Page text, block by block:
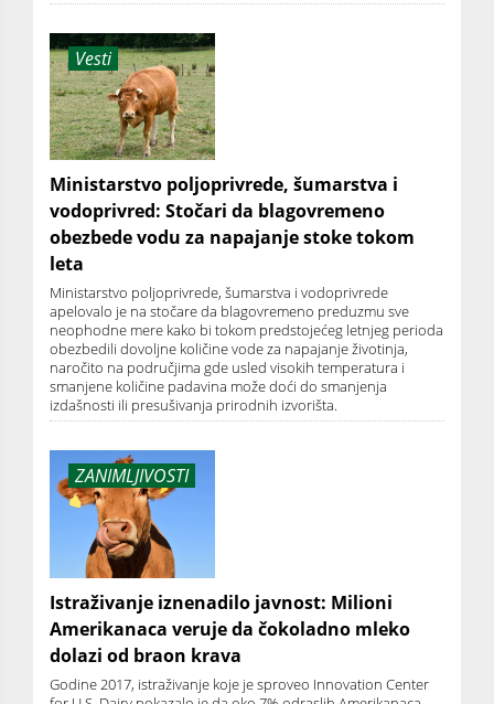
Vesti
Ministarstvo poljoprivrede, šumarstva i
vodoprivred: Stočari da blagovremeno
obezbede vodu za napajanje stoke tokom
leta
Ministarstvo poljoprivrede, šumarstva i vodoprivrede
apelovalo je na stočare da blagovremeno preduzmu sve
neophodne mere kako bi tokom predstojećeg letnjeg perioda
obezbedili dovoljne količine vode za napajanje životinja,
naročito na područjima gde usled visokih temperatura i
smanjene količine padavina može doći do smanjenja
izdašnosti ili presušivanja prirodnih izvorišta.
ZANIMLJIVOSTI
Istraživanje iznenadilo javnost: Milioni
Amerikanaca veruje da čokoladno mleko
dolazi od braon krava
Godine 2017, istraživanje koje je sproveo Innovation Center